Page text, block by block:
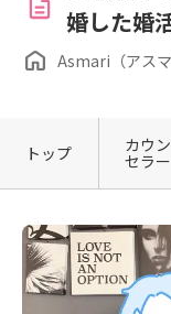
婚した婚
Asmari（アスマ
トップ カウン
セラー